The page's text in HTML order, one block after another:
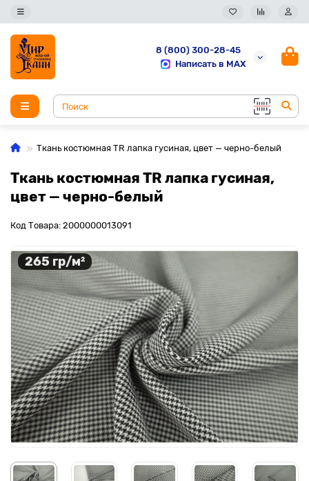
8 (800) 300-28-45
Написать в MAX
Ткань костюмная TR лапка гусиная, цвет — черно-белый
Ткань костюмная TR лапка гусиная,
цвет — черно-белый
Код Товара: 2000000013091
265 гр/м²